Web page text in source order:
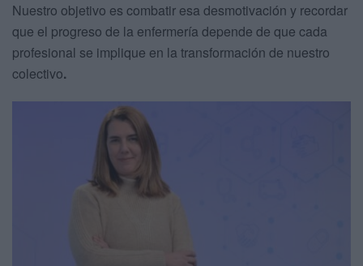
Nuestro objetivo es combatir esa desmotivación y recordar
que el progreso de la enfermería depende de que cada
profesional se implique en la transformación de nuestro
colectivo.